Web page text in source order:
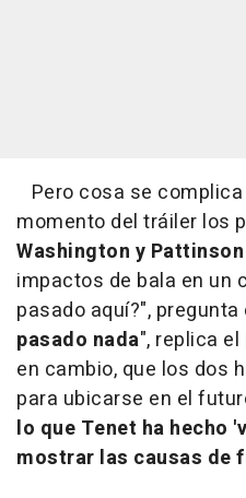
Pero cosa se
momento del tráiler los
Washington y Pattinson
impactos de bala en un
pasado aquí?", pregunta
pasado nada", replica
en cambio, que los dos
para ubicarse en el
lo que Tenet ha hecho
mostrar las causas de